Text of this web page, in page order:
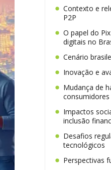
Contexto e
P2P
O papel do
digitais no
Cenário
Inovação e
Mudança de
consumidores
Impactos
inclusão
Desafios
tecnológicos
Perspectivas